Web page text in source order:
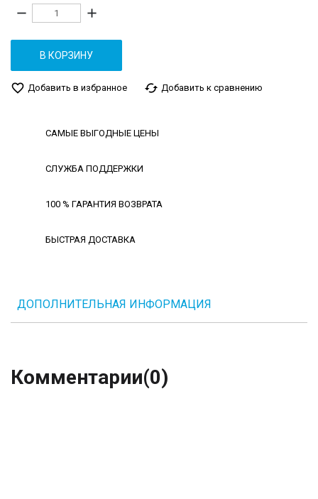
remove add
В КОРЗИНУ
favorite_border Добавить в избранное cached Добавить к сравнению
САМЫЕ ВЫГОДНЫЕ ЦЕНЫ
СЛУЖБА ПОДДЕРЖКИ
100 % ГАРАНТИЯ ВОЗВРАТА
БЫСТРАЯ ДОСТАВКА
ДОПОЛНИТЕЛЬНАЯ ИНФОРМАЦИЯ
Комментарии(0)